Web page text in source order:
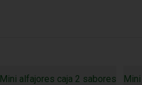
Mini alfajores caja 2 sabores